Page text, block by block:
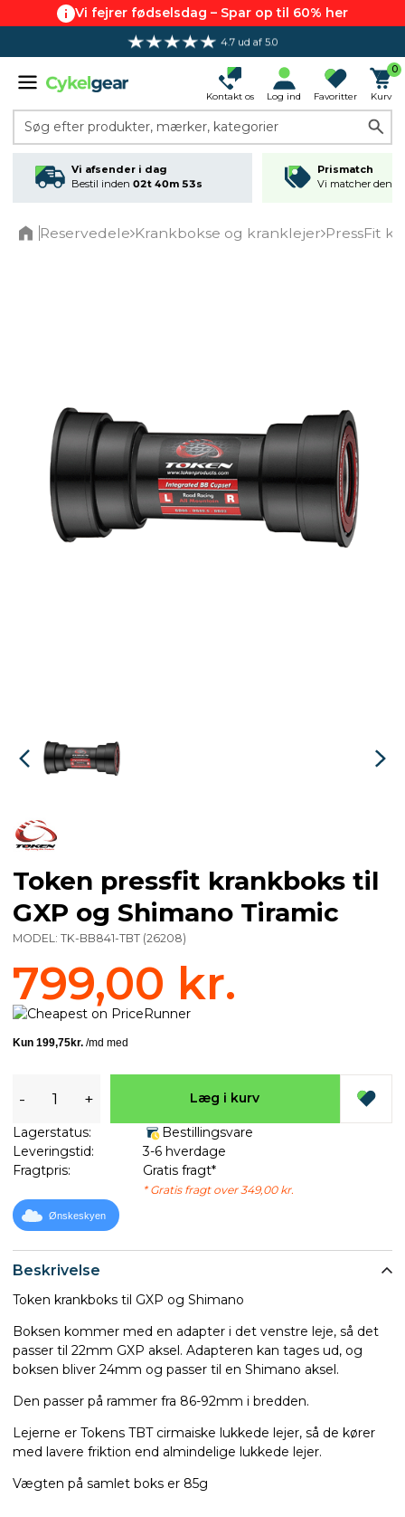
Vi fejrer fødselsdag – Spar op til 60% her
4.7 ud af 5.0
Kontakt os Log ind Favoritter
0
Kurv
Søg efter produkter, mærker, kategorier
Vi afsender i dag
Bestil inden 02t 40m 53s
Prismatch
Vi matcher den
Reservedele Krankbokse og kranklejer PressFit
Beskrivelse
Token krankboks til GXP og Shimano
Boksen kommer med en adapter i det venstre leje, så det
passer til 22mm GXP aksel. Adapteren kan tages ud, og
boksen bliver 24mm og passer til en Shimano aksel.
Den passer på rammer fra 86-92mm i bredden.
Lejerne er Tokens TBT cirmaiske lukkede lejer, så de kører
med lavere friktion end almindelige lukkede lejer.
Vægten på samlet boks er 85g
Token pressfit krankboks til
GXP og Shimano Tiramic
MODEL: TK-BB841-TBT (26208)
799,00 kr.
- + Læg i kurv
Lagerstatus:
Bestillingsvare
Leveringstid:
3-6 hverdage
Fragtpris:
Gratis fragt*
* Gratis fragt over 349,00 kr.
Ønskeskyen